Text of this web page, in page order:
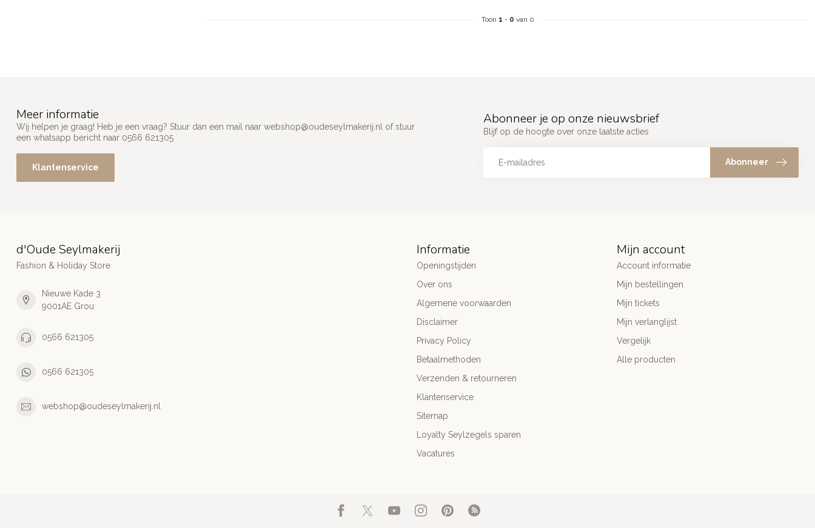
Toon 1 - 0 van 0
Meer informatie
Wij helpen je graag! Heb je een vraag? Stuur dan een mail naar webshop@oudeseylmakerij.nl
of stuur
een whatsapp bericht naar 0566 621305
Klantenservice
Abonneer je op onze nieuwsbrief
Blijf op de hoogte over onze laatste acties
Abonneer
d'Oude Seylmakerij
Fashion & Holiday Store
Nieuwe Kade 3
9001AE Grou
0566 621305
0566 621305
webshop@oudeseylmakerij.nl
Informatie
Openingstijden
Over ons
Algemene voorwaarden
Disclaimer
Privacy Policy
Betaalmethoden
Verzenden & retourneren
Klantenservice
Sitemap
Loyalty Seylzegels sparen
Vacatures
Mijn account
Account informatie
Mijn bestellingen
Mijn tickets
Mijn verlanglijst
Vergelijk
Alle producten